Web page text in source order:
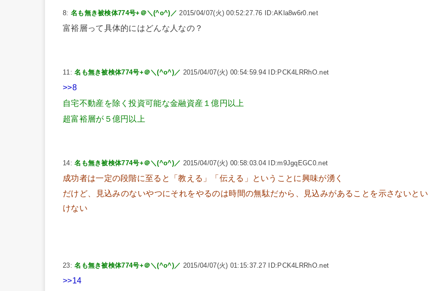
8: 名も無き被検体774号+＠＼(^o^)／ 2015/04/07(火) 00:52:27.76 ID:AKla8w6r0.net
富裕層って具体的にはどんな人なの？
11:名も無き被検体774号+＠＼(^o^)／ 2015/04/07(火) 00:54:59.94 ID:PCK4LRRhO.net
>>8
自宅不動産を除く投資可能な金融資産１億円以上
超富裕層が５億円以上
14:名も無き被検体774号+＠＼(^o^)／ 2015/04/07(火) 00:58:03.04 ID:m9JgqEGC0.net
成功者は一定の段階に至ると「教える」「伝える」ということに興味が湧く
だけど、見込みのないやつにそれをやるのは時間の無駄だから、見込みがあることを示さないとい
けない
23:名も無き被検体774号+＠＼(^o^)／ 2015/04/07(火) 01:15:37.27 ID:PCK4LRRhO.net
>>14